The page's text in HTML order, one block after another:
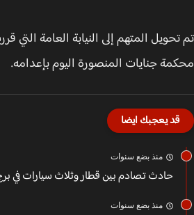
المتهم إلى النيابة العامة التي
جنايات المنصورة اليوم بإعدامه.
قد يعجبك ايضا
منذ بضع سنوات
حادث تصادم بين قطار وثلاث سيارات في برج
منذ بضع سنوات